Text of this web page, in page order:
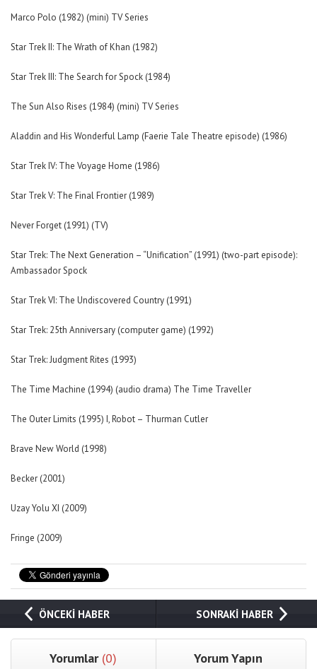
Marco Polo (1982) (mini) TV Series
Star Trek II: The Wrath of Khan (1982)
Star Trek III: The Search for Spock (1984)
The Sun Also Rises (1984) (mini) TV Series
Aladdin and His Wonderful Lamp (Faerie Tale Theatre episode) (1986)
Star Trek IV: The Voyage Home (1986)
Star Trek V: The Final Frontier (1989)
Never Forget (1991) (TV)
Star Trek: The Next Generation – “Unification” (1991) (two-part episode):
Ambassador Spock
Star Trek VI: The Undiscovered Country (1991)
Star Trek: 25th Anniversary (computer game) (1992)
Star Trek: Judgment Rites (1993)
The Time Machine (1994) (audio drama) The Time Traveller
The Outer Limits (1995) I, Robot – Thurman Cutler
Brave New World (1998)
Becker (2001)
Uzay Yolu XI (2009)
Fringe (2009)
ÖNCEKİ HABER SONRAKİ HABER
Yorumlar (0) Yorum Yapın